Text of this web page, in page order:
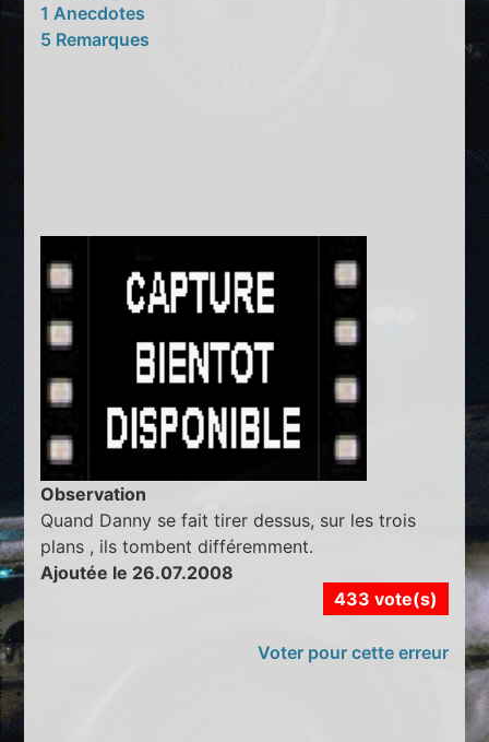
1 Anecdotes
5 Remarques
Observation
Quand Danny se fait tirer dessus, sur les trois
plans , ils tombent différemment.
Ajoutée le 26.07.2008
433 vote(s)
Voter pour cette erreur